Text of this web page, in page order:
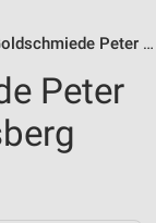
Peter Frick | Weinsberg / Hauptstr. 15 - Öffnungszeiten & Adresse
Peter